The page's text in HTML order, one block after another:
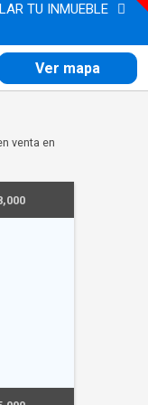
TU INMUEBLE
Ver mapa
venta en